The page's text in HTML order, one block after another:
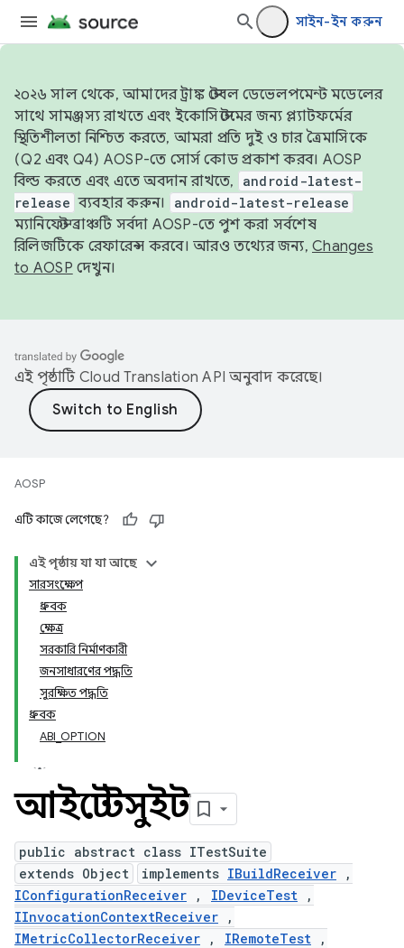
সাইন-ইন করুন
২০২৬ সাল থেকে, আমাদের ট্রাঙ্ক স্টেবল ডেভেলপমেন্ট মডেলের
সাথে সামঞ্জস্য রাখতে এবং ইকোসিস্টেমের জন্য প্ল্যাটফর্মের
স্থিতিশীলতা নিশ্চিত করতে, আমরা প্রতি দুই ও চার ত্রৈমাসিকে
(Q2 এবং Q4) AOSP-তে সোর্স কোড প্রকাশ করব। AOSP
বিল্ড করতে এবং এতে অবদান রাখতে,
android-latest-
release ব্যবহার করুন। android-latest-release
ম্যানিফেস্ট ব্রাঞ্চটি সর্বদা AOSP-তে পুশ করা সর্বশেষ
রিলিজটিকে রেফারেন্স করবে। আরও তথ্যের জন্য, Changes
to AOSP দেখুন।
এই পৃষ্ঠাটি Cloud Translation API অনুবাদ করেছে।
AOSP
এটি কাজে লেগেছে?
এই পৃষ্ঠায় যা যা আছে
সারসংক্ষেপ
ধ্রুবক
ক্ষেত্র
সরকারি নির্মাণকারী
জনসাধারণের পদ্ধতি
সুরক্ষিত পদ্ধতি
ধ্রুবক
ABI_OPTION
আইটেস্টসুইট
public abstract class ITestSuite
extends Object
implements IBuildReceiver ,
IConfigurationReceiver , IDeviceTest ,
IInvocationContextReceiver ,
IMetricCollectorReceiver , IRemoteTest ,